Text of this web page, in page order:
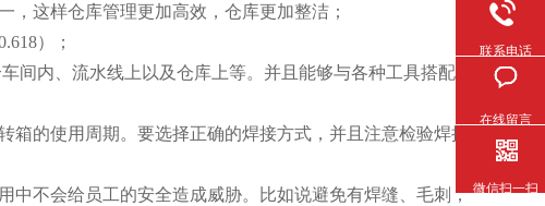
这样仓库管理更加高效，仓库更加整洁；
）；
内、流水线上以及仓库上等。并且能够与各种工具搭配使
的使用周期。要选择正确的焊接方式，并且注意检验焊接
不会给员工的安全造成威胁。比如说避免有焊缝、毛刺，
联系电话
在线留言
微信扫一扫